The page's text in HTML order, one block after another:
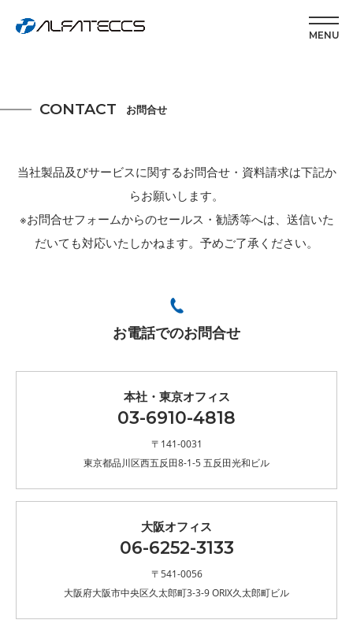
MENU
CONTACT お問合せ
当社製品及びサービスに関するお問合せ・資料請求は下記か
らお願いします。
※お問合せフォームからのセールス・勧誘等へは、送信いた
だいても対応いたしかねます。予めご了承ください。
お電話でのお問合せ
本社・東京オフィス
03-6910-4818
〒141-0031
東京都品川区西五反田8-1-5 五反田光和ビル
大阪オフィス
06-6252-3133
〒541-0056
大阪府大阪市中央区久太郎町3-3-9 ORIX久太郎町ビル